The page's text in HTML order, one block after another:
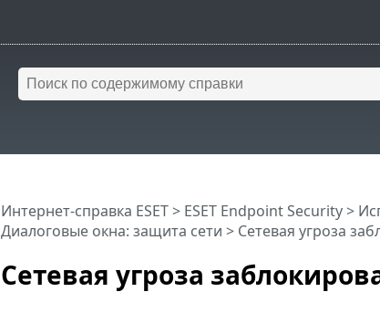
Сетевая угроза
Интернет-справка ESET> ESET Endpoint Security>
Диалоговые окна: защита сети > Сетевая угроза